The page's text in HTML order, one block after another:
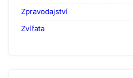
Zpravodajství
Zvířata